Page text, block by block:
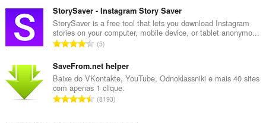
d
e
a
v
l
i
a
ç
o
t
a
d
e
a
v
m
e
r
o
o
t
a
StorySaver - Instagram Story Saver
StorySaver is a free tool that lets you download Instagram
stories on your computer, mobile device, or tablet anonymo...
N
m
e
r
o
5
SaveFrom.net helper
Baixe do VKontakte, YouTube, Odnoklassniki e mais 40 sites
com apenas 1 clique.
N8193